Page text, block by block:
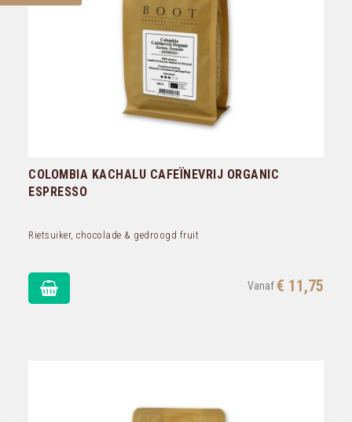
COLOMBIA KACHALU CAFEÏNEVRIJ ORGANIC
ESPRESSO
Rietsuiker, chocolade & gedroogd fruit
€ 11,75